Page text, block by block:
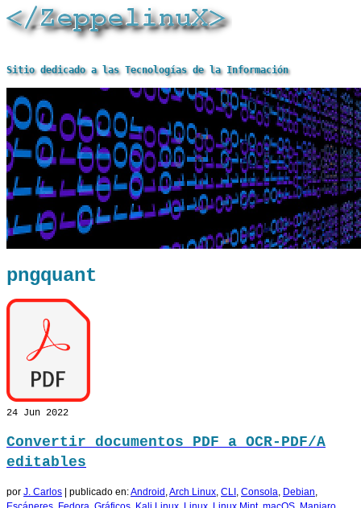
Sitio dedicado a las Tecnologías de la Información
pngquant
24 Jun 2022
Convertir documentos PDF a OCR-PDF/A
editables
por J. Carlos publicado en:Android ,Arch Linux, CLI , Consola, Debian,